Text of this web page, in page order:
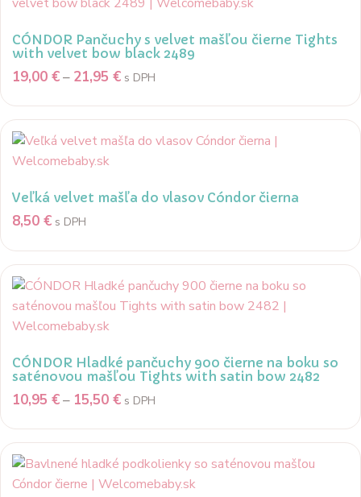
CÓNDOR Pančuchy s velvet mašľou čierne Tights
with velvet bow black 2489
19,00 €– 21,95 €Price
19,00 €
through
s DPH
Tento
produkt
má
viacero
Možnosti
si
vybrať
na
stránke
produktu.
Veľká velvet mašľa do vlasov Cóndor čierna
8,50 € s DPH
CÓNDOR Hladké pančuchy 900 čierne na boku so
saténovou mašľou Tights with satin bow 2482
10,95 €– 15,50 €Price
10,95 €
through
15,50 €
s DPH
Tento
produkt
má
viacero